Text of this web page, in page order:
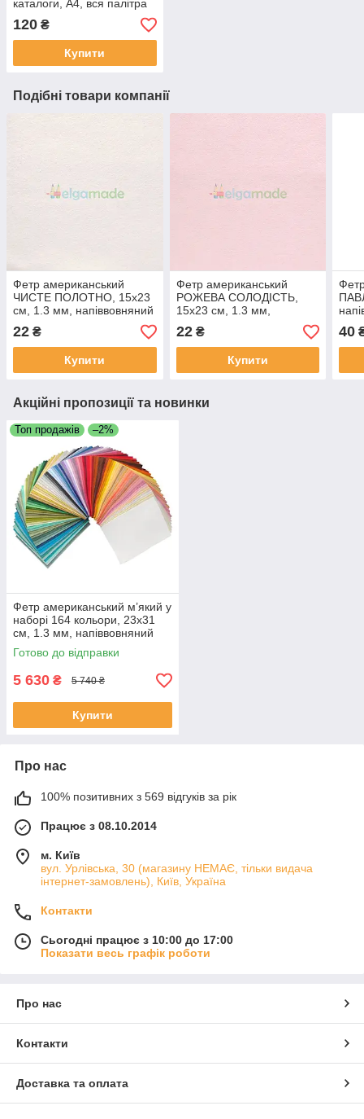
каталоги, A4, вся палітра
120 ₴
Купити
Подібні товари компанії
Фетр американський
ЧИСТЕ ПОЛОТНО, 15x23
см, 1.3 мм, напіввовняний
22 ₴
Купити
Фетр американський
РОЖЕВА СОЛОДІСТЬ,
15x23 см, 1.3 мм,
22₴
Купити
40
Акційні пропозиції та новинки
Топ продажів –2%
Фетр американський м’який у
наборі 164 кольори, 23х31
см, 1.3 мм, напіввовняний
Готово до відправки
5 630 ₴ 5 740 ₴
Купити
Про нас
100% позитивних з 569 відгуків за рік
Працює з 08.10.2014
м. Київ
вул. Урлівська, 30 (магазину НЕМАЄ, тільки видача
інтернет-замовлень), Київ, Україна
Контакти
Сьогодні працює з 10:00 до 17:00
Показати весь графік роботи
Про нас
Контакти
Доставка та оплата